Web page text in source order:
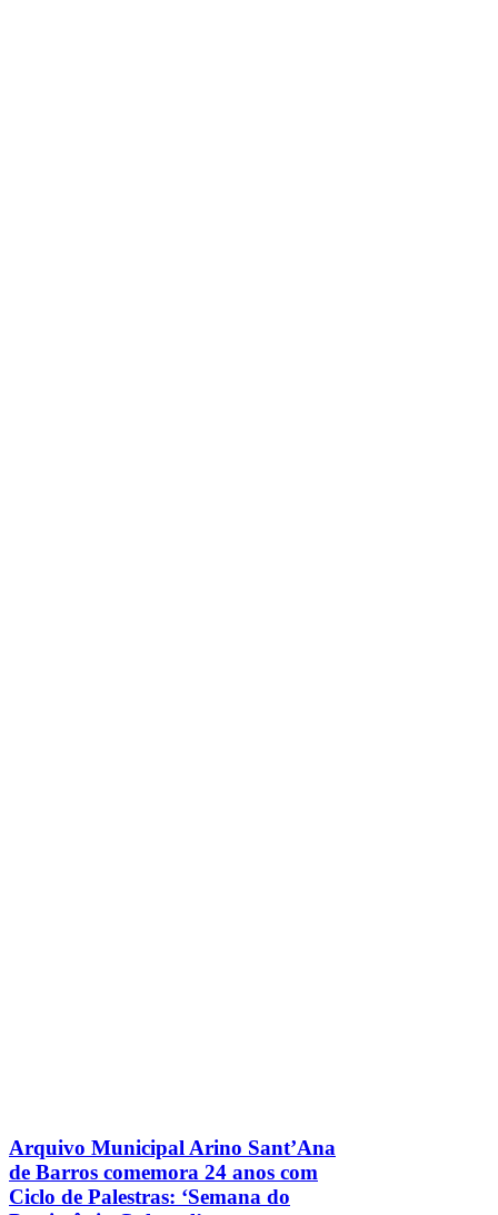
Arquivo Municipal Arino Sant’Ana
de Barros comemora 24 anos com
Ciclo de Palestras: ‘Semana do